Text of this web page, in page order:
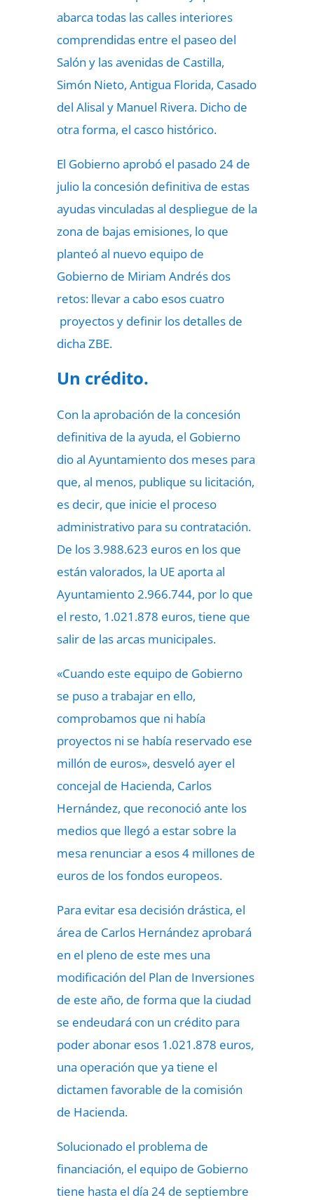
abarca todas las calles interiores
comprendidas entre el paseo del
Salón y las avenidas de Castilla,
Simón Nieto, Antigua Florida, Casado
del Alisal y Manuel Rivera. Dicho de
otra forma, el casco histórico.
El Gobierno aprobó el pasado 24 de
julio la concesión definitiva de estas
ayudas vinculadas al despliegue de la
zona de bajas emisiones, lo que
planteó al nuevo equipo de
Gobierno de Miriam Andrés dos
retos: llevar a cabo esos cuatro
proyectos y definir los detalles de
dicha ZBE.
Un crédito.
Con la aprobación de la concesión
definitiva de la ayuda, el Gobierno
dio al Ayuntamiento dos meses para
que, al menos, publique su licitación,
es decir, que inicie el proceso
administrativo para su contratación.
De los 3.988.623 euros en los que
están valorados, la UE aporta al
Ayuntamiento 2.966.744, por lo que
el resto, 1.021.878 euros, tiene que
salir de las arcas municipales.
«Cuando este equipo de Gobierno
se puso a trabajar en ello,
comprobamos que ni había
proyectos ni se había reservado ese
millón de euros», desveló ayer el
concejal de Hacienda, Carlos
Hernández, que reconoció ante los
medios que llegó a estar sobre la
mesa renunciar a esos 4 millones de
euros de los fondos europeos.
Para evitar esa decisión drástica, el
área de Carlos Hernández aprobará
en el pleno de este mes una
modificación del Plan de Inversiones
de este año, de forma que la ciudad
se endeudará con un crédito para
poder abonar esos 1.021.878 euros,
una operación que ya tiene el
dictamen favorable de la comisión
de Hacienda.
Solucionado el problema de
financiación, el equipo de Gobierno
tiene hasta el día 24 de septiembre